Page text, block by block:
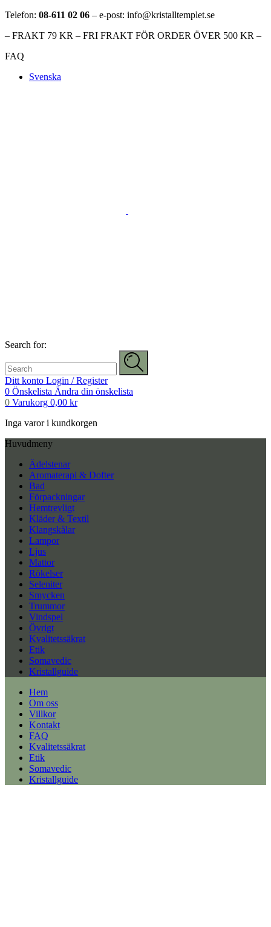
Telefon: 08-611 02 06 – e-post: info@kristalltemplet.se
– FRAKT 79 KR – FRI FRAKT FÖR ORDER ÖVER 500 KR –
FAQ
Svenska
Search for:
Ditt konto Login / Register
0 Önskelista Ändra din önskelista
0 Varukorg 0,00 kr
Inga varor i kundkorgen
Huvudmeny
Ädelstenar
Aromaterapi & Dofter
Bad
Förpackningar
Hemtrevligt
Kläder & Textil
Klangskålar
Lampor
Ljus
Mattor
Rökelser
Seleniter
Smycken
Trummor
Vindspel
Övrigt
Kvalitetssäkrat
Etik
Somavedic
Kristallguide
Hem
Om oss
Villkor
Kontakt
FAQ
Kvalitetssäkrat
Etik
Somavedic
Kristallguide